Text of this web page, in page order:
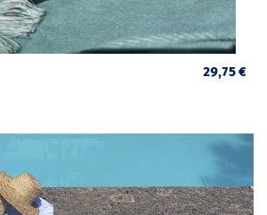
29,75 €